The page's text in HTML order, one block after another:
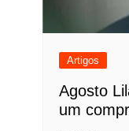
Artigos
Agosto
um